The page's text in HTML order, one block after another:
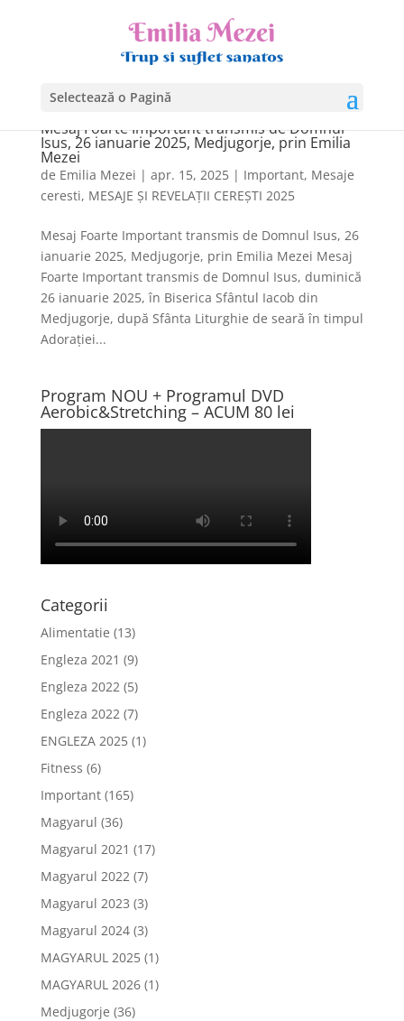
Selectează o Pagină
Mesaj Foarte Important transmis de Domnul
Isus, 26 ianuarie 2025, Medjugorje, prin Emilia
Mezei
de Emilia Mezei | apr. 15, 2025| Important, Mesaje
ceresti, MESAJE ȘI REVELAȚII CEREȘTI 2025
Mesaj Foarte Important transmis de Domnul Isus, 26
ianuarie 2025, Medjugorje, prin Emilia Mezei Mesaj
Foarte Important transmis de Domnul Isus, duminică
26 ianuarie 2025, în Biserica Sfântul Iacob din
Medjugorje, după Sfânta Liturghie de seară în timpul
Adorației...
Program NOU + Programul DVD
Aerobic&Stretching – ACUM 80 lei
Categorii
Alimentatie (13)
Engleza 2021 (9)
Engleza 2022(5)
Engleza 2022(7)
ENGLEZA 2025(1)
Fitness (6)
Important(165)
Magyarul (36)
Magyarul 2021 (17)
Magyarul 2022(7)
Magyarul 2023 (3)
Magyarul 2024(3)
MAGYARUL 2025(1)
MAGYARUL 2026(1)
Medjugorje (36)